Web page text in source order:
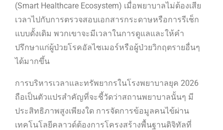
(Smart Healthcare Ecosystem) เมื่อพยาบาลไม่ต้องเสีย
เวลาไปกับการตรวจสอบเอกสารกระดาษหรือการรีเช็ก
แบบดั้งเดิม พวกเขาจะมีเวลาในการดูแลและให้คำ
ปรึกษาแก่ผู้ป่วยโรคอัลไซเมอร์หรือผู้ป่วยวิกฤตรายอื่นๆ
ได้มากขึ้น
การบริหารเวลาและทรัพยากรในโรงพยาบาลยุค 2026
ถือเป็นตัวแปรสำคัญที่จะชี้วัดว่าสถานพยาบาลนั้นๆ มี
ประสิทธิภาพสูงเพียงใด การจัดการข้อมูลคนไข้ผ่าน
เทคโนโลยีคลาวด์ต้องการโครงสร้างพื้นฐานดิจิทัลที่